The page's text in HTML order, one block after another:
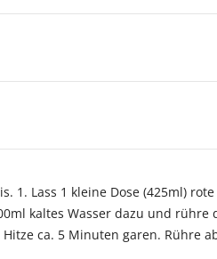
1. Lass 1 kleine Dose (425ml)
kaltes Wasser dazu und
ca. 5 Minuten garen. Rühre